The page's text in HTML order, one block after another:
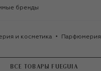
бренды
и косметика Парфюмерия
ВСЕ ТОВАРЫ FUEGUIA